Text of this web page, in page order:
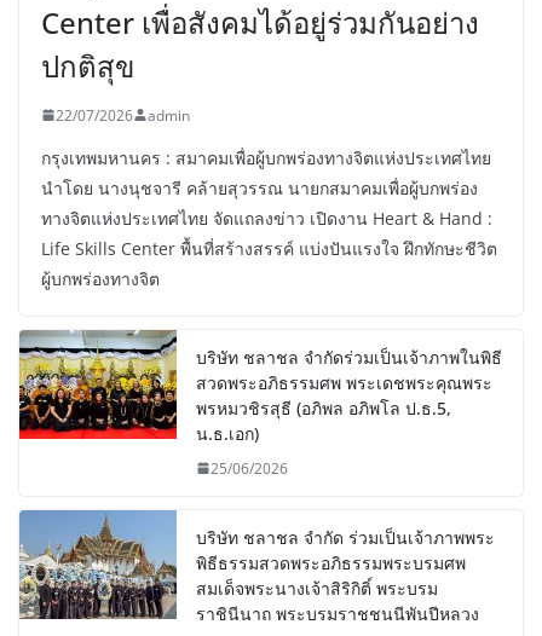
Center เพื่อสังคมได้อยู่ร่วมกันอย่าง
ปกติสุข
22/07/2026 admin
กรุงเทพมหานคร : สมาคมเพื่อผู้บกพร่องทางจิตแห่งประเทศไทย
นำโดย นางนุชจารี คล้ายสุวรรณ นายกสมาคมเพื่อผู้บกพร่อง
ทางจิตแห่งประเทศไทย จัดแถลงข่าว เปิดงาน Heart & Hand :
Life Skills Center พื้นที่สร้างสรรค์ แบ่งปันแรงใจ ฝึกทักษะชีวิต
ผู้บกพร่องทางจิต
บริษัท ชลาชล จำกัดร่วมเป็นเจ้าภาพในพิธี
สวดพระอภิธรรมศพ พระเดชพระคุณพระ
พรหมวชิรสุธี (อภิพล อภิพโล ป.ธ.5,
น.ธ.เอก)
25/06/2026
บริษัท ชลาชล จำกัด ร่วมเป็นเจ้าภาพพระ
พิธีธรรมสวดพระอภิธรรมพระบรมศพ
สมเด็จพระนางเจ้าสิริกิติ์ พระบรม
ราชินีนาถ พระบรมราชชนนีพันปีหลวง